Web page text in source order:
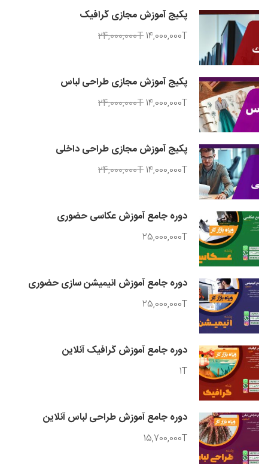
پکیج آموزش مجازی گرافیک
24,000,000T14,000,000T
پکیج آموزش مجازی طراحی لباس
24,000,000T14,000,000T
پکیج آموزش مجازی طراحی داخلی
24,000,000T14,000,000T
دوره جامع آموزش عکاسی حضوری
25,000,000T
دوره جامع آموزش انیمیشن سازی حضوری
25,000,000T
دوره جامع آموزش گرافیک آنلاین
1T
دوره جامع آموزش طراحی لباس آنلاین
15,700,000T